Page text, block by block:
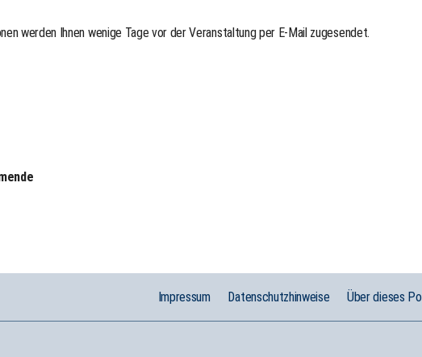
werden Ihnen wenige Tage vor der Veranstaltung per E-Mail zugesendet.
Impressum Datenschutzhinweise Über dieses